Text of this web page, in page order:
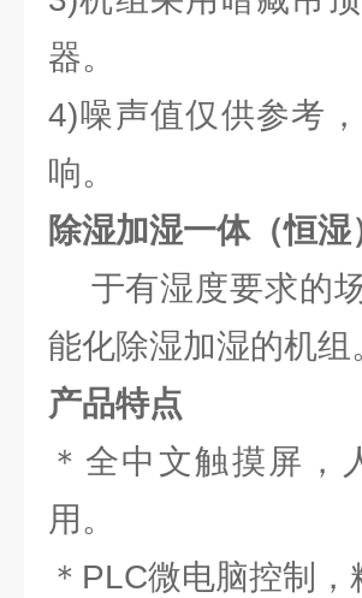
器。
4)噪声值仅供参考
响。
除湿加湿一体（恒湿
于有湿度要求的
能化除湿加湿的机组
产品特点
＊全中文触摸屏，
用。
＊PLC微电脑控制